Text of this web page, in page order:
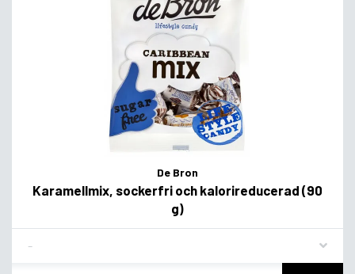
De Bron
Karamellmix, sockerfri och kalorireducerad (90
g)